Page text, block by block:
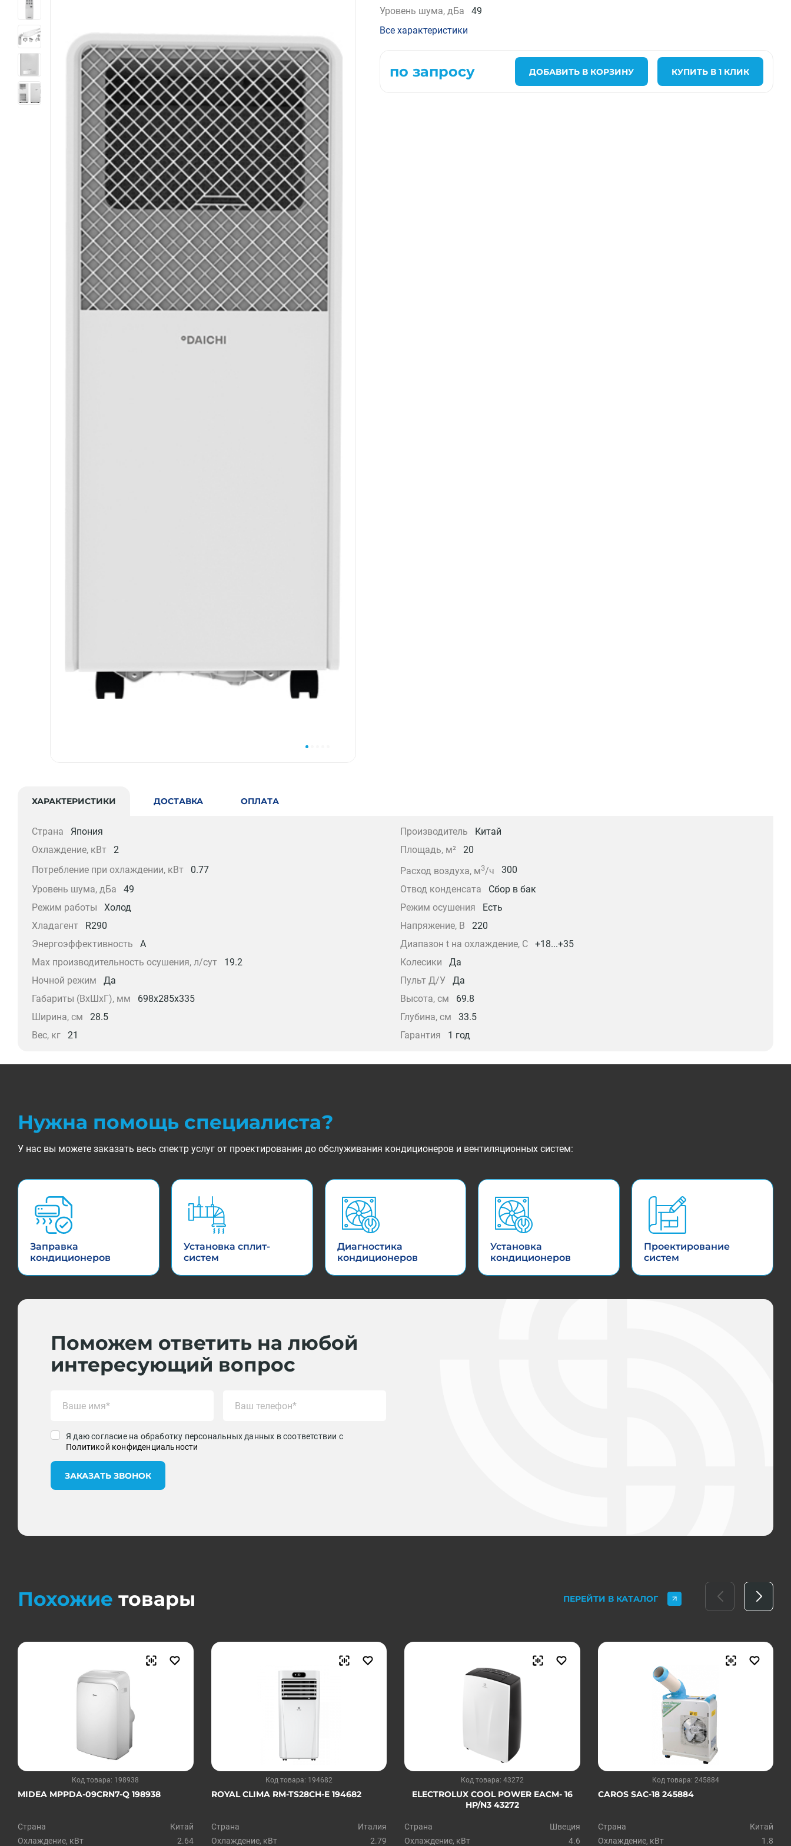
Компрессорно-конденсаторные блоки
Крышные кондиционеры
VRF системы
Фанкойлы
Прецизионные кондиционеры
Чиллеры
Расходные материалы монтажа
Инструменты монтажа
Аксессуары для кондиционеров
Уровень шума, дБа
49
Все характеристики
по запросу ДОБАВИТЬ В КОРЗИНУ КУПИТЬ В 1 КЛИК
ХАРАКТЕРИСТИКИ ДОСТАВКА ОПЛАТА
Страна Япония Производитель
Китай
Охлаждение, кВт
2 Площадь, м²
20
Потребление при охлаждении, кВт
0.77 Расход воздуха, м3/ч
300
Уровень шума, дБа
49 Отвод конденсата
Сбор в бак
Режим работы
Холод Режим осушения
Есть
Хладагент
R290 Напряжение, В
220
Энергоэффективность
A Диапазон t на охлаждение, С
+18...+35
Max производительность осушения, л/сут
19.2 Колесики
Да
Ночной режим
Да Пульт Д/У
Да
Габариты (ВхШхГ), мм
698x285x335 Высота, см
69.8
Ширина, см
28.5 Глубина, см
33.5
Вес, кг
21 Гарантия 1 год
Нужна помощь специалиста?
У нас вы можете заказать весь спектр услуг от проектирования до обслуживания кондиционеров и вентиляционных систем:
Заправка
кондиционеров
Установка сплит-
систем
Диагностика
кондиционеров
Установка
кондиционеров
Проектирование
систем
Поможем ответить на любой
интересующий вопрос
Я даю согласие на обработку персональных данных в соответствии с
Политикой конфиденциальности
ЗАКАЗАТЬ ЗВОНОК
Похожие товары ПЕРЕЙТИ В КАТАЛОГ
Код товара: 198938
MIDEA MPPDA-09CRN7-Q 198938
Страна
Китай
Охлаждение, кВт
2.64
Код товара: 194682
ROYAL CLIMA RM-TS28CH-E 194682
Страна
Италия
Охлаждение, кВт
2.79
Код товара: 43272
ELECTROLUX COOL POWER EACM- 16
HP/N3 43272
Страна
Швеция
Охлаждение, кВт
4.6
Код товара: 245884
CAROS SAC-18 245884
Страна
Китай
Охлаждение, кВт
1.8